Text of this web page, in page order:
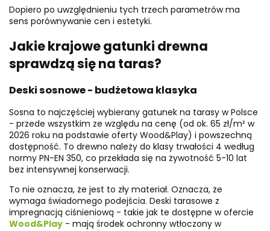
Dopiero po uwzględnieniu tych trzech parametrów ma
sens porównywanie cen i estetyki.
Jakie krajowe gatunki drewna
sprawdzą się na taras?
Deski sosnowe - budżetowa klasyka
Sosna to najczęściej wybierany gatunek na tarasy w Polsce
- przede wszystkim ze względu na cenę (od ok. 65 zł/m² w
2026 roku na podstawie oferty Wood&Play) i powszechną
dostępność. To drewno należy do klasy trwałości 4 według
normy PN-EN 350, co przekłada się na żywotność 5-10 lat
bez intensywnej konserwacji.
To nie oznacza, że jest to zły materiał. Oznacza, że
wymaga świadomego podejścia. Deski tarasowe z
impregnacją ciśnieniową - takie jak te dostępne w ofercie
Wood&Play - mają środek ochronny wtłoczony w